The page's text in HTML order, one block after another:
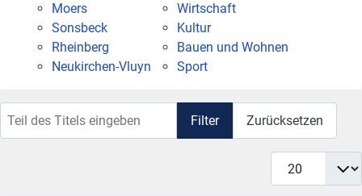
Moers
Sonsbeck
Rheinberg
Neukirchen-Vluyn
Wirtschaft
Kultur
Bauen und Wohnen
Sport
Filter Zurücksetzen
Anzeige #